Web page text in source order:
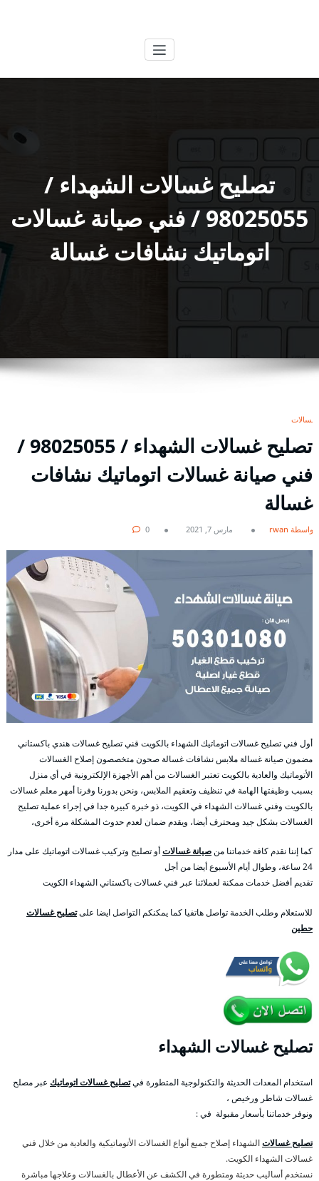
تصليح غسالات الشهداء /
98025055 / فني صيانة غسالات
اتوماتيك نشافات غسالة
غسالات
تصليح غسالات الشهداء / 98025055 /
فني صيانة غسالات اتوماتيك نشافات
غسالة
بواسطة rwan مارس 7, 2021 0
أول فني تصليح غسالات اتوماتيك الشهداء بالكويت قني تصليح غسالات هندي باكستاني
مضمون صيانة غسالة ملابس نشافات غسالة صحون متخصصون إصلاح الغسالات
الأتوماتيك والعادية بالكويت تعتبر الغسالات من أهم الأجهزة الإلكترونية في أي منزل
بسبب وظيفتها الهامة في تنظيف وتعقيم الملابس، ونحن بدورنا وفرنا أمهر معلم غسالات
بالكويت وفني غسالات الشهداء في الكويت، ذو خبرة كبيرة جدا في إجراء عملية تصليح
الغسالات بشكل جيد ومحترف أيضا، ويقدم ضمان لعدم حدوث المشكلة مرة أخرى،
كما إننا نقدم كافة خدماتنا منصيانة غسالاتأو تصليح وتركيب غسالات اتوماتيك على مدار
24 ساعة، وطوال أيام الأسبوع أيضا من أجل
تقديم أفضل خدمات ممكنة لعملائنا عبر فني غسالات باكستاني الشهداء الكويت
للاستعلام وطلب الخدمة تواصل هاتفيا كما يمكنكم التواصل ايضا علىتصليح غسالات
حطين
تصليح غسالات الشهداء
استخدام المعدات الحديثة والتكنولوجية المتطورة فيتصليح غسالات اتوماتيك عبر مصلح
غسالات شاطر ورخيص ،
ونوفر خدماتنا بأسعار مقبولة في :
تصليح غسالاتالشهداء إصلاح جميع أنواع الغسالات الأتوماتيكية والعادية من خلال فني
غسالات الشهداء الكويت.
نستخدم أساليب حديثة ومتطورة في الكشف عن الأعطال بالغسالات وعلاجها مباشرة